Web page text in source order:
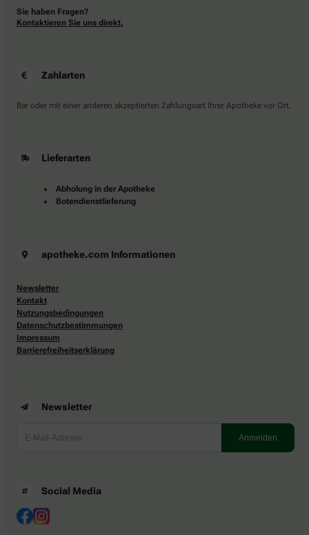
Sie haben Fragen?
Kontaktieren Sie uns direkt.
Zahlarten
Bar oder mit einer anderen akzeptierten Zahlungsart Ihrer Apotheke vor Ort.
Lieferarten
Abholung in der Apotheke
Botendienstlieferung
apotheke.com Informationen
Newsletter
Kontakt
Nutzungsbedingungen
Datenschutzbestimmungen
Impressum
Barrierefreiheitserklärung
Newsletter
Social Media